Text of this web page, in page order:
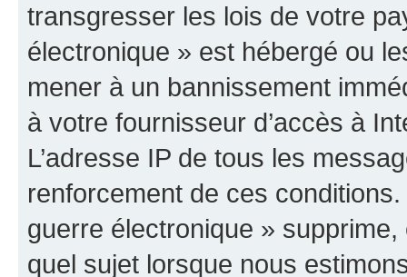
transgresser les lois de votre
électronique » est hébergé ou
mener à un bannissement
à votre fournisseur d’accès à
L’adresse IP de tous les
renforcement de ces
guerre électronique »
quel sujet lorsque nous